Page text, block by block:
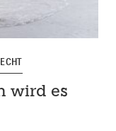
wird es